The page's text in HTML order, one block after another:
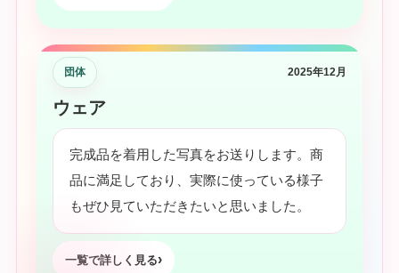
団体 2025年12月
ウェア
完成品を着用した写真をお送りします。商
品に満足しており、実際に使っている様子
もぜひ見ていただきたいと思いました。
一覧で詳しく見る